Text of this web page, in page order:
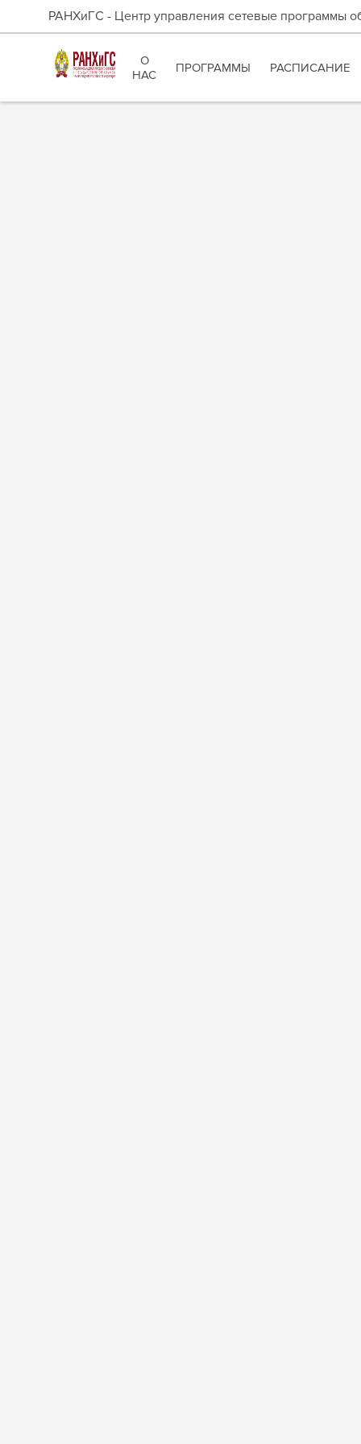
РАНХиГС - Центр управления сетевые программы
О
НАС
ПРОГРАММЫ РАСПИСАНИЕ